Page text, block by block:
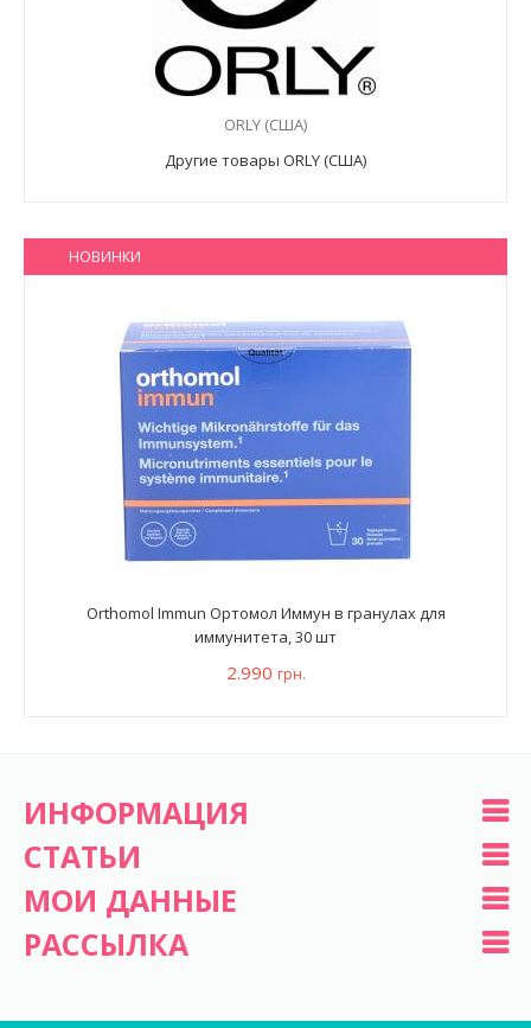
ORLY (США)
Другие товары ORLY (США)
НОВИНКИ
Orthomol Immun Ортомол Иммун в гранулах для
иммунитета, 30 шт
2.990 грн.
ИНФОРМАЦИЯ
СТАТЬИ
МОИ ДАННЫЕ
РАССЫЛКА